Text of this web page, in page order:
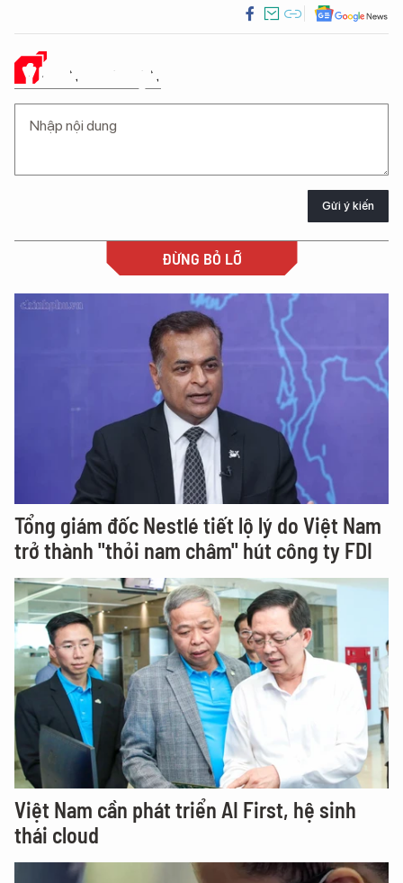
Ý KIẾN CỦA BẠN
Gửi ý kiến
ĐỪNG BỎ LỠ
Tổng giám đốc Nestlé tiết lộ lý do Việt Nam
trở thành "thỏi nam châm" hút công ty FDI
Việt Nam cần phát triển AI First, hệ sinh
thái cloud